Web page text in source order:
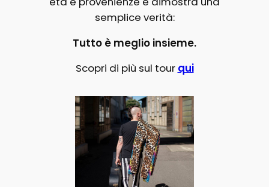
semplice verità:
Tutto è meglio insieme.
Scopri di più sul tour qui